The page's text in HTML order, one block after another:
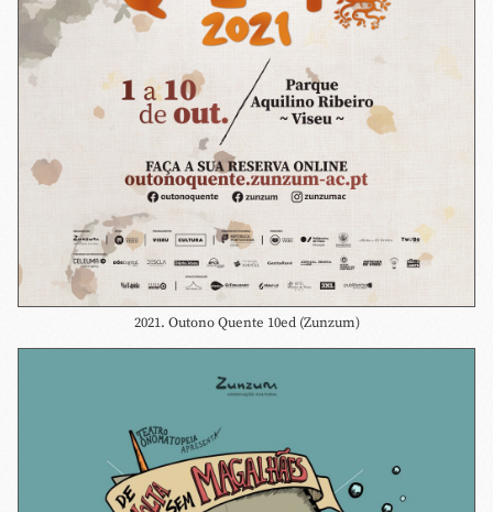
2021. Outono Quente 10ed (Zunzum)